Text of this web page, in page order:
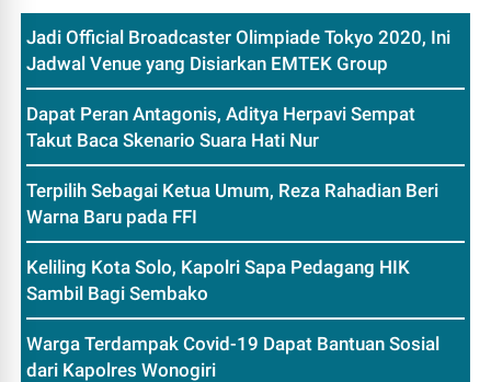
Jadi Official Broadcaster Olimpiade Tokyo 2020, Ini
Jadwal Venue yang Disiarkan EMTEK Group
Dapat Peran Antagonis, Aditya Herpavi Sempat
Takut Baca Skenario Suara Hati Nur
Terpilih Sebagai Ketua Umum, Reza Rahadian Beri
Warna Baru pada FFI
Keliling Kota Solo, Kapolri Sapa Pedagang HIK
Sambil Bagi Sembako
Warga Terdampak Covid-19 Dapat Bantuan Sosial
dari Kapolres Wonogiri